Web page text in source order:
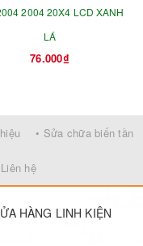
2004 20X4 LCD XANH
LÁ
76.000₫
• Sửa chữa biến tần
Liên hệ
HÀNG LINH KIỆN